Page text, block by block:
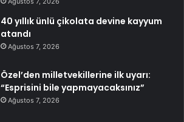
40 yıllık ünlü çikolata devine kayyum
atandı
Ağustos 7, 2026
Özel’den milletvekillerine ilk uyarı:
“Esprisini bile yapmayacaksınız”
Ağustos 7, 2026